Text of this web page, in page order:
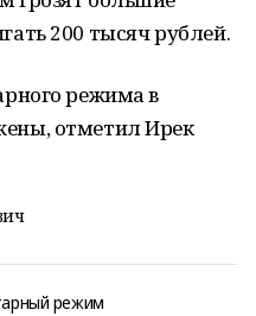
200 тысяч рублей.
режима в
отметил Ирек
режим